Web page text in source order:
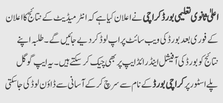
اعلیٰ ثانوی تعلیمی بورڈ کراچینے اعلان کیا ہے کہ انٹرمیڈیٹ کے نتائج کا اعلان
کے فوری بعد بورڈ کی ویب سائٹ پر اپ لوڈ کر دیے جائیں گے۔ طلبہ اپنے
نتائج کو بورڈ کی آفیشل اینڈرائڈ ایپ پر بھی چیک کر سکتے ہیں۔ یہ ایپ گوگل
پلے اسٹور پرکراچی بورڈکے نام سے سرچ کر کے آسانی سے ڈاؤن لوڈ کی جا سکتی